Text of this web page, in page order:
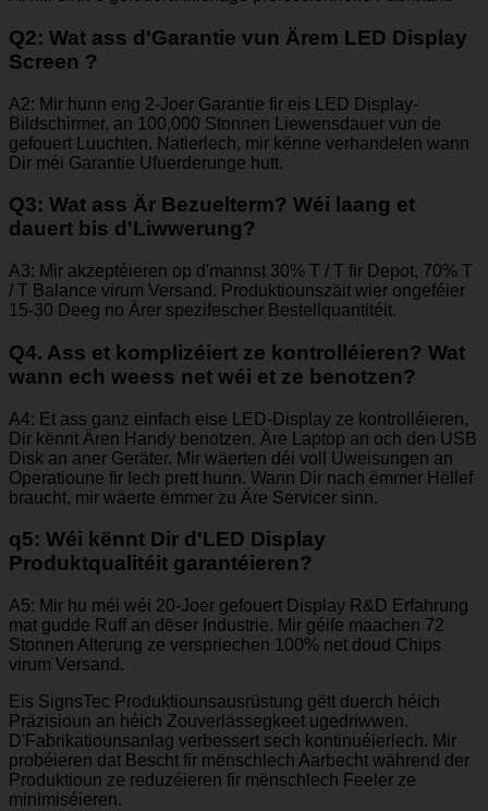
Q2: Wat ass d'Garantie vun Ärem LED Display
Screen ?
A2: Mir hunn eng 2-Joer Garantie fir eis LED Display-
Bildschirmer, an 100,000 Stonnen Liewensdauer vun de
gefouert Luuchten. Natierlech, mir kënne verhandelen wann
Dir méi Garantie Ufuerderunge hutt.
Q3: Wat ass Är Bezuelterm? Wéi laang et
dauert bis d'Liwwerung?
A3: Mir akzeptéieren op d'mannst 30% T / T fir Depot, 70% T
/ T Balance virum Versand. Produktiounszäit wier ongeféier
15-30 Deeg no Ärer spezifescher Bestellquantitéit.
Q4. Ass et komplizéiert ze kontrolléieren? Wat
wann ech weess net wéi et ze benotzen?
A4: Et ass ganz einfach eise LED-Display ze kontrolléieren,
Dir kënnt Ären Handy benotzen, Äre Laptop an och den USB
Disk an aner Geräter. Mir wäerten déi voll Uweisungen an
Operatioune fir Iech prett hunn. Wann Dir nach ëmmer Hëllef
braucht, mir wäerte ëmmer zu Äre Servicer sinn.
q5: Wéi kënnt Dir d'LED Display
Produktqualitéit garantéieren?
A5: Mir hu méi wéi 20-Joer gefouert Display R&D Erfahrung
mat gudde Ruff an dëser Industrie. Mir géife maachen 72
Stonnen Alterung ze verspriechen 100% net doud Chips
virum Versand.
Eis SignsTec Produktiounsausrüstung gëtt duerch héich
Präzisioun an héich Zouverlässegkeet ugedriwwen.
D'Fabrikatiounsanlag verbessert sech kontinuéierlech. Mir
probéieren dat Bescht fir mënschlech Aarbecht während der
Produktioun ze reduzéieren fir mënschlech Feeler ze
minimiséieren.